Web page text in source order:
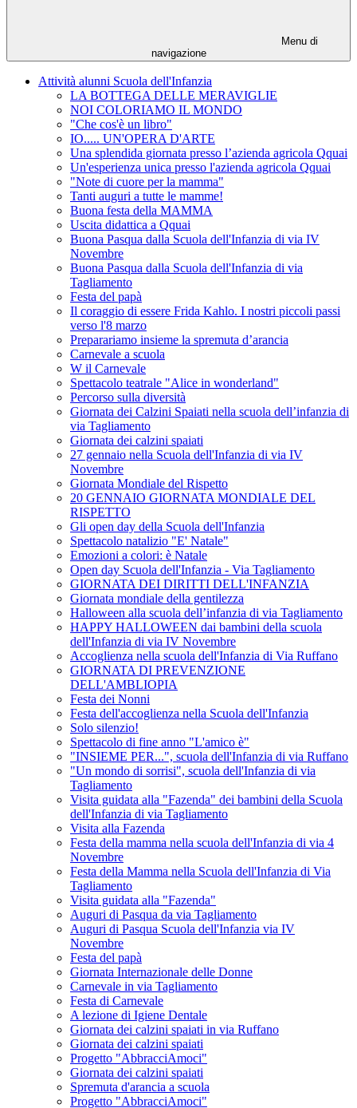
Menu di
navigazione
Attività alunni Scuola dell'Infanzia
LA BOTTEGA DELLE MERAVIGLIE
NOI COLORIAMO IL MONDO
"Che cos'è un libro"
IO..... UN'OPERA D'ARTE
Una splendida giornata presso l’azienda agricola Qquai
Un'esperienza unica presso l'azienda agricola Qquai
"Note di cuore per la mamma"
Tanti auguri a tutte le mamme!
Buona festa della MAMMA
Uscita didattica a Qquai
Buona Pasqua dalla Scuola dell'Infanzia di via IV
Novembre
Buona Pasqua dalla Scuola dell'Infanzia di via
Tagliamento
Festa del papà
Il coraggio di essere Frida Kahlo. I nostri piccoli passi
verso l'8 marzo
Preparariamo insieme la spremuta d’arancia
Carnevale a scuola
W il Carnevale
Spettacolo teatrale "Alice in wonderland"
Percorso sulla diversità
Giornata dei Calzini Spaiati nella scuola dell’infanzia di
via Tagliamento
Giornata dei calzini spaiati
27 gennaio nella Scuola dell'Infanzia di via IV
Novembre
Giornata Mondiale del Rispetto
20 GENNAIO GIORNATA MONDIALE DEL
RISPETTO
Gli open day della Scuola dell'Infanzia
Spettacolo natalizio "E' Natale"
Emozioni a colori: è Natale
Open day Scuola dell'Infanzia - Via Tagliamento
GIORNATA DEI DIRITTI DELL'INFANZIA
Giornata mondiale della gentilezza
Halloween alla scuola dell’infanzia di via Tagliamento
HAPPY HALLOWEEN dai bambini della scuola
dell'Infanzia di via IV Novembre
Accoglienza nella scuola dell'Infanzia di Via Ruffano
GIORNATA DI PREVENZIONE
DELL'AMBLIOPIA
Festa dei Nonni
Festa dell'accoglienza nella Scuola dell'Infanzia
Solo silenzio!
Spettacolo di fine anno "L'amico è"
"INSIEME PER...", scuola dell'Infanzia di via Ruffano
"Un mondo di sorrisi", scuola dell'Infanzia di via
Tagliamento
Visita guidata alla "Fazenda" dei bambini della Scuola
dell'Infanzia di via Tagliamento
Visita alla Fazenda
Festa della mamma nella scuola dell'Infanzia di via 4
Novembre
Festa della Mamma nella Scuola dell'Infanzia di Via
Tagliamento
Visita guidata alla "Fazenda"
Auguri di Pasqua da via Tagliamento
Auguri di Pasqua Scuola dell'Infanzia via IV
Novembre
Festa del papà
Giornata Internazionale delle Donne
Carnevale in via Tagliamento
Festa di Carnevale
A lezione di Igiene Dentale
Giornata dei calzini spaiati in via Ruffano
Giornata dei calzini spaiati
Progetto "AbbracciAmoci"
Giornata dei calzini spaiati
Spremuta d'arancia a scuola
Progetto "AbbracciAmoci"